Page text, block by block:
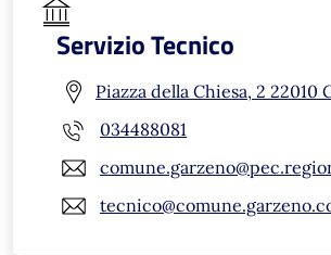
Servizio Tecnico
Piazza della Chiesa, 2 22010
034488081